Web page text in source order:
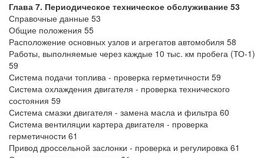
Глава 7. Периодическое техническое обслуживание 53
Справочные данные 53
Общие положения 55
Расположение основных узлов и агрегатов автомобиля 58
Работы, выполняемые через каждые 10 тыс. км пробега (ТО-1)
59
Система подачи топлива - проверка герметичности 59
Система охлаждения двигателя - проверка технического
состояния 59
Система смазки двигателя - замена масла и фильтра 60
Система вентиляции картера двигателя - проверка
герметичности 61
Привод дроссельной заслонки - проверка и регулировка 61